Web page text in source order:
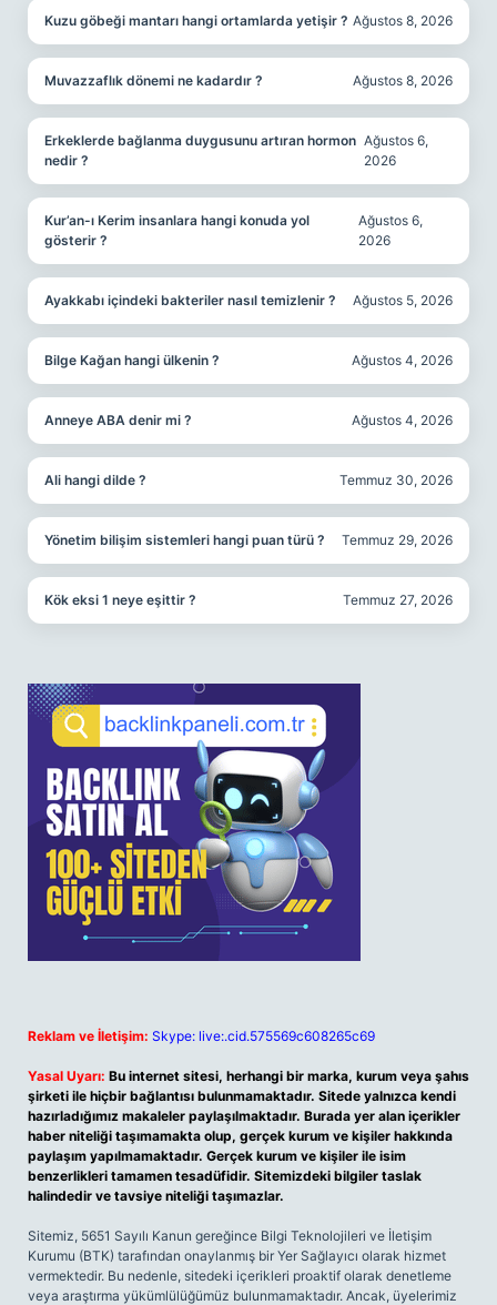
Kuzu göbeği mantarı hangi ortamlarda yetişir ? Ağustos 8, 2026
Muvazzaflık dönemi ne kadardır ? Ağustos 8, 2026
Erkeklerde bağlanma duygusunu artıran hormon
nedir ?
Ağustos 6,
2026
Kur’an-ı Kerim insanlara hangi konuda yol
gösterir ?
Ağustos 6,
2026
Ayakkabı içindeki bakteriler nasıl temizlenir ? Ağustos 5, 2026
Bilge Kağan hangi ülkenin ? Ağustos 4, 2026
Anneye ABA denir mi ? Ağustos 4, 2026
Ali hangi dilde ? Temmuz 30, 2026
Yönetim bilişim sistemleri hangi puan türü ? Temmuz 29, 2026
Kök eksi 1 neye eşittir ? Temmuz 27, 2026
Reklam ve İletişim: Skype: live:.cid.575569c608265c69
Yasal Uyarı: Bu internet sitesi, herhangi bir marka, kurum veya şahıs
şirketi ile hiçbir bağlantısı bulunmamaktadır. Sitede yalnızca kendi
hazırladığımız makaleler paylaşılmaktadır. Burada yer alan içerikler
haber niteliği taşımamakta olup, gerçek kurum ve kişiler hakkında
paylaşım yapılmamaktadır. Gerçek kurum ve kişiler ile isim
benzerlikleri tamamen tesadüfidir. Sitemizdeki bilgiler taslak
halindedir ve tavsiye niteliği taşımazlar.
Sitemiz, 5651 Sayılı Kanun gereğince Bilgi Teknolojileri ve İletişim
Kurumu (BTK) tarafından onaylanmış bir Yer Sağlayıcı olarak hizmet
vermektedir. Bu nedenle, sitedeki içerikleri proaktif olarak denetleme
veya araştırma yükümlülüğümüz bulunmamaktadır. Ancak, üyelerimiz